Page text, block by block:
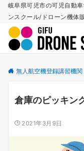
岐阜県可児市の可児自動
ンスクール/ドローン機体
無人航空機登録講習機
倉庫のピッキン
2021年3月9日